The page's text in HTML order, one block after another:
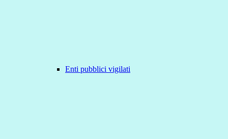
Enti pubblici vigilati